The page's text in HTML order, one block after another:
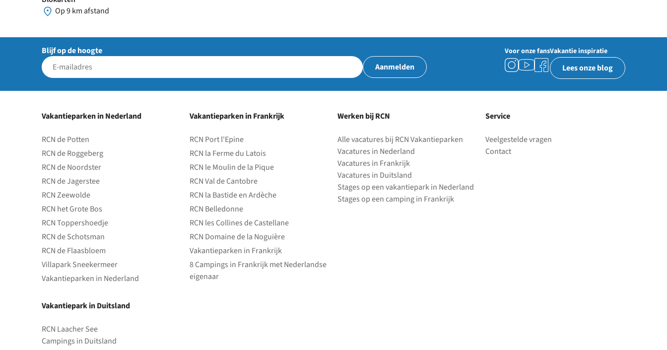
Op 9 km afstand
Blijf op de hoogte
Aanmelden
Voor onze fansVakantie inspiratie
Lees onze blog
Vakantieparken in Nederland
RCN de Potten
RCN de Roggeberg
RCN de Noordster
RCN de Jagerstee
RCN Zeewolde
RCN het Grote Bos
RCN Toppershoedje
RCN de Schotsman
RCN de Flaasbloem
Villapark Sneekermeer
Vakantieparken in Nederland
Vakantiepark in Duitsland
RCN Laacher See
Campings in Duitsland
Vakantieparken in Frankrijk
RCN Port l'Epine
RCN la Ferme du Latois
RCN le Moulin de la Pique
RCN Val de Cantobre
RCN la Bastide en Ardèche
RCN Belledonne
RCN les Collines de Castellane
RCN Domaine de la Noguière
Vakantieparken in Frankrijk
8 Campings in Frankrijk met Nederlandse
eigenaar
Werken bij RCN
Alle vacatures bij RCN Vakantieparken
Vacatures in Nederland
Vacatures in Frankrijk
Vacatures in Duitsland
Stages op een vakantiepark in Nederland
Stages op een camping in Frankrijk
Service
Veelgestelde vragen
Contact